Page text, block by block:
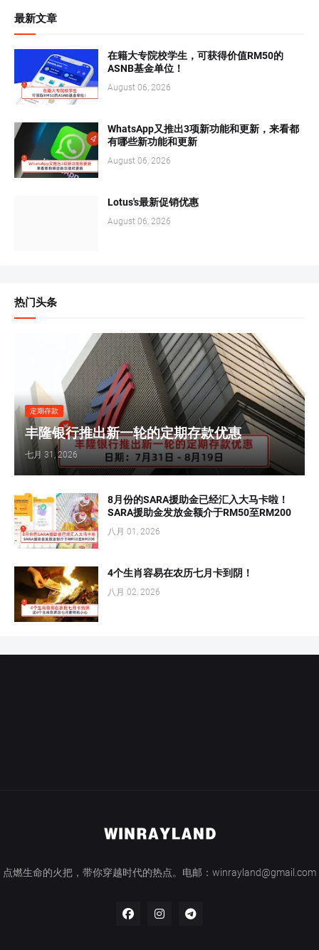
最新文章
在籍大专院校学生，可获得价值RM50的
ASNB基金单位！
August 06, 2026
WhatsApp又推出3项新功能和更新，来看都
有哪些新功能和更新
August 06, 2026
Lotus's最新促销优惠
August 06, 2026
热门头条
定期存款
丰隆银行推出新一轮的定期存款优惠
七月 31, 2026
8月份的SARA援助金已经汇入大马卡啦！
SARA援助金发放金额介于RM50至RM200
八月 01, 2026
4个生肖容易在农历七月卡到阴！
八月 02, 2026
点燃生命的火把，带你穿越时代的热点。电邮：winrayland@gmail.com